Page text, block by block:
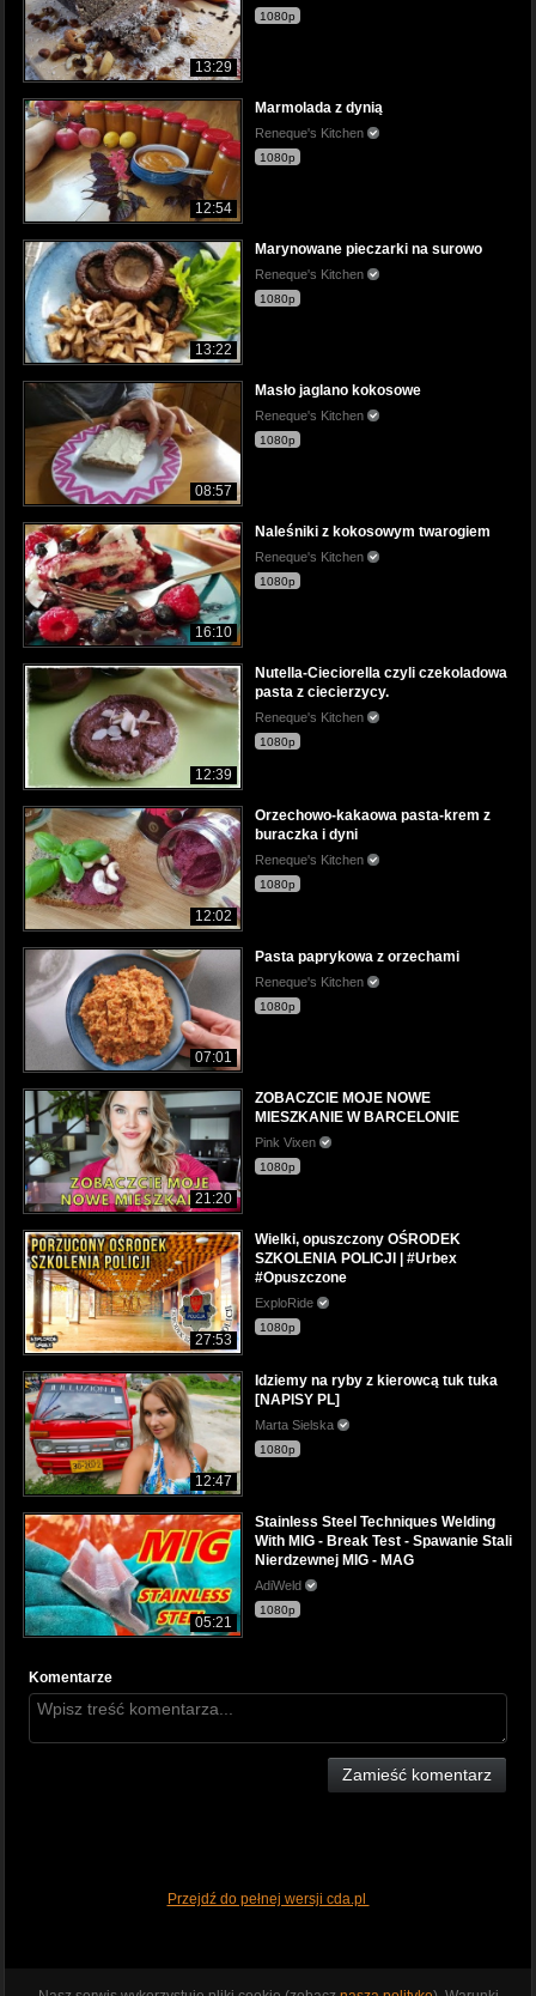
13:29
1080p
12:54
Marmolada z dynią
Reneque's Kitchen
1080p
13:22
Marynowane pieczarki na surowo
Reneque's Kitchen
1080p
08:57
Masło jaglano kokosowe
Reneque's Kitchen
1080p
16:10
Naleśniki z kokosowym twarogiem
Reneque's Kitchen
1080p
12:39
Nutella-Cieciorella czyli czekoladowa
pasta z ciecierzycy.
Reneque's Kitchen
1080p
12:02
Orzechowo-kakaowa pasta-krem z
buraczka i dyni
Reneque's Kitchen
1080p
07:01
Pasta paprykowa z orzechami
Reneque's Kitchen
1080p
21:20
ZOBACZCIE MOJE NOWE
MIESZKANIE W BARCELONIE
Pink Vixen
1080p
27:53
Wielki, opuszczony OŚRODEK
SZKOLENIA POLICJI | #Urbex
#Opuszczone
ExploRide
1080p
12:47
Idziemy na ryby z kierowcą tuk tuka
[NAPISY PL]
Marta Sielska
1080p
05:21
Stainless Steel Techniques Welding
With MIG - Break Test - Spawanie Stali
Nierdzewnej MIG - MAG
AdiWeld
1080p
Komentarze
Zamieść komentarz
Przejdź do pełnej wersji cda.pl